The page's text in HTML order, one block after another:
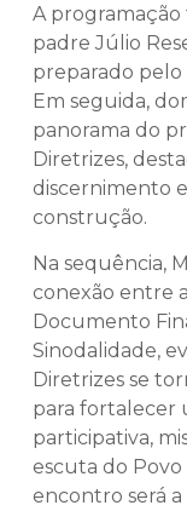
A programação
padre Júlio
preparado pelo
Em seguida,
panorama do
Diretrizes,
discernimento
construção.
Na sequência,
conexão entre
Documento
Sinodalidade,
Diretrizes se
para fortalecer
participativa,
escuta do
encontro será